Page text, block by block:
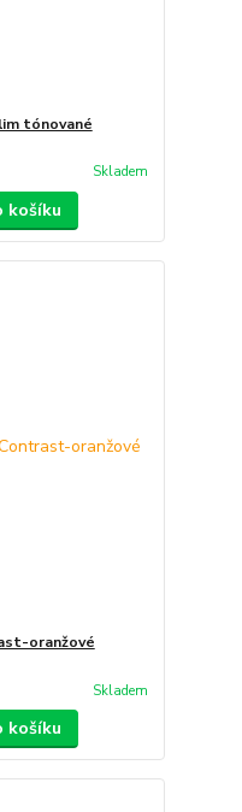
tónované
Skladem
košíku
oranžové
Skladem
košíku